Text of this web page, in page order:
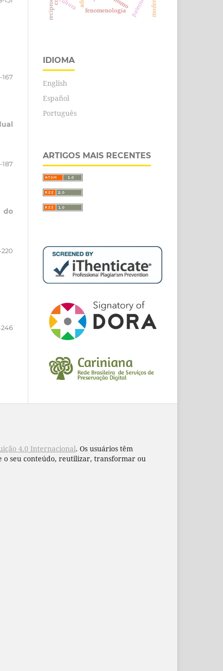
167
187
do
220
246
fenomenologia
cultura
IDIOMA
English
Español
Português
ARTIGOS MAIS RECENTES
4.0 Internacional. Os usuários têm
seu conteúdo, reutilizar, transformar ou